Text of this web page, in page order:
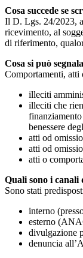
Cosa succede se
Il D. Lgs. 24/2023,
ricevimento, al
di riferimento,
Cosa si può
Comportamenti, atti
illeciti
illeciti che
benessere
atti od
atti od
atti o
Quali sono i canali
Sono stati
interno
esterno
divulgazione
denuncia